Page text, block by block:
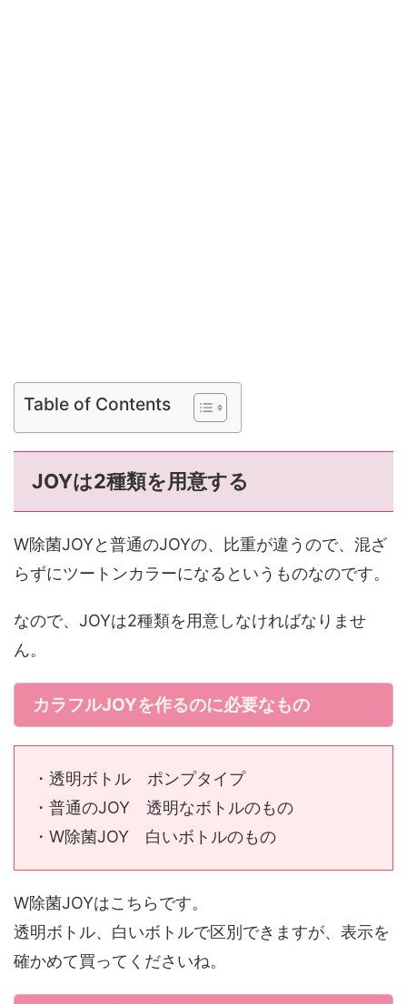
Table of Contents
JOYは2種類を用意する
W除菌JOYと普通のJOYの、比重が違うので、混ざ
らずにツートンカラーになるというものなのです。
なので、JOYは2種類を用意しなければなりませ
ん。
カラフルJOYを作るのに必要なもの
・透明ボトル ポンプタイプ
・普通のJOY 透明なボトルのもの
・W除菌JOY 白いボトルのもの
W除菌JOYはこちらです。
透明ボトル、白いボトルで区別できますが、表示を
確かめて買ってくださいね。